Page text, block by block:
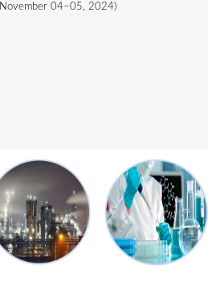
November 04–05, 2024)